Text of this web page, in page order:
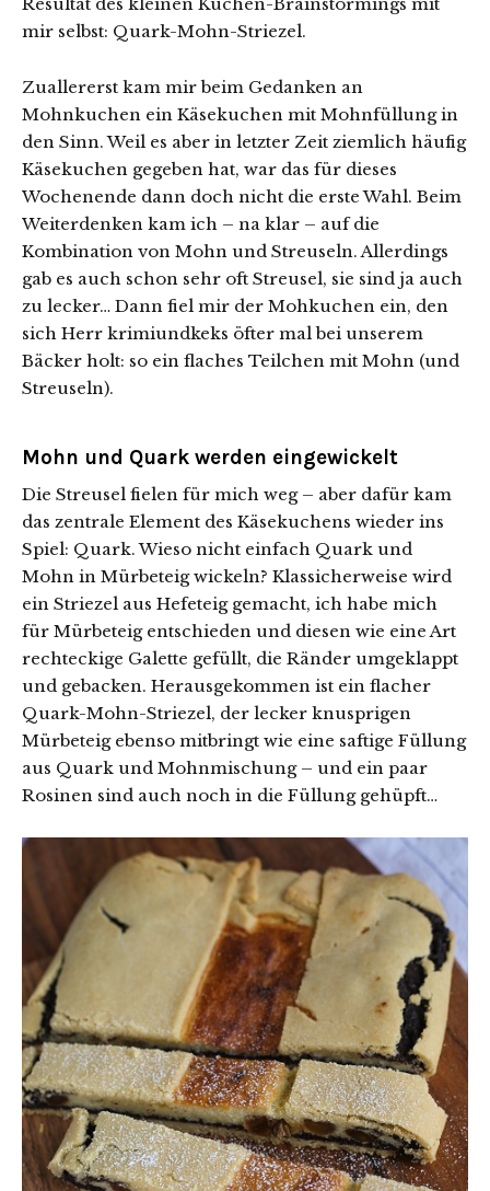
Resultat des kleinen Kuchen-Brainstormings mit
mir selbst: Quark-Mohn-Striezel.
Zuallererst kam mir beim Gedanken an
Mohnkuchen ein Käsekuchen mit Mohnfüllung in
den Sinn. Weil es aber in letzter Zeit ziemlich häufig
Käsekuchen gegeben hat, war das für dieses
Wochenende dann doch nicht die erste Wahl. Beim
Weiterdenken kam ich – na klar – auf die
Kombination von Mohn und Streuseln. Allerdings
gab es auch schon sehr oft Streusel, sie sind ja auch
zu lecker… Dann fiel mir der Mohkuchen ein, den
sich Herr krimiundkeks öfter mal bei unserem
Bäcker holt: so ein flaches Teilchen mit Mohn (und
Streuseln).
Mohn und Quark werden eingewickelt
Die Streusel fielen für mich weg – aber dafür kam
das zentrale Element des Käsekuchens wieder ins
Spiel: Quark. Wieso nicht einfach Quark und
Mohn in Mürbeteig wickeln? Klassicherweise wird
ein Striezel aus Hefeteig gemacht, ich habe mich
für Mürbeteig entschieden und diesen wie eine Art
rechteckige Galette gefüllt, die Ränder umgeklappt
und gebacken. Herausgekommen ist ein flacher
Quark-Mohn-Striezel, der lecker knusprigen
Mürbeteig ebenso mitbringt wie eine saftige Füllung
aus Quark und Mohnmischung – und ein paar
Rosinen sind auch noch in die Füllung gehüpft…